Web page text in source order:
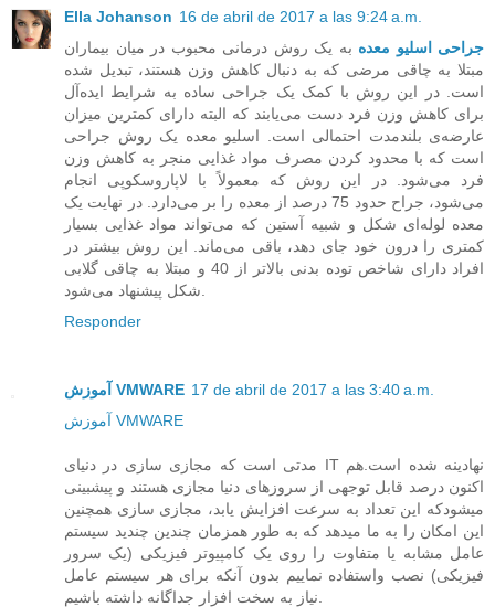
Ella Johanson 16 de abril de 2017 a las 9:24 a.m.
جراحی اسلیو معده به یک روش درمانی محبوب در میان بیماران
مبتلا به چاقی مرضی که به دنبال کاهش وزن هستند، تبدیل شده
است. در این روش با کمک یک جراحی ساده به شرایط ایده‌آل
برای کاهش وزن فرد دست می‌یابند که البته دارای کمترین میزان
عارضه‌ی بلندمدت احتمالی است. اسلیو معده یک روش جراحی
است که با محدود کردن مصرف مواد‌ غذایی منجر به کاهش وزن
فرد می‌شود. در این روش که معمولاً با لاپاروسکوپی انجام
می‌شود، جراح حدود 75 درصد از معده را بر می‌دارد. در نهایت یک
معده لوله‌ای شکل و شبیه آستین که می‌تواند مواد غذایی بسیار
کمتری را درون خود جای دهد، باقی می‌ماند. این روش بیشتر در
افراد دارای شاخص توده بدنی بالاتر از 40 و مبتلا به چاقی گلابی
شکل پیشنهاد می‌شود.
Responder
آموزش VMWARE 17 de abril de 2017 a las 3:40 a.m.
آموزش VMWARE
مدتی است که مجازی سازی در دنیای IT نهادینه شده است.هم
اکنون درصد قابل توجهی از سروزهای دنیا مجازی هستند و پیشبینی
میشودکه این تعداد به سرعت افزایش یابد، مجازی سازی همچنین
این امکان را به ما میدهد که به طور همزمان چندین چندید سیستم
عامل مشابه یا متفاوت را روی یک کامپیوتر فیزیکی (یک سرور
فیزیکی) نصب واستفاده نماییم بدون آنکه برای هر سیستم عامل
نیاز به سخت افزار جداگانه داشته باشیم.